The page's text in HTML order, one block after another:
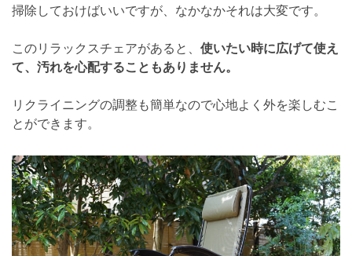
掃除しておけばいいですが、なかなかそれは大変です。
このリラックスチェアがあると、 使いたい時に広げて使え
て、汚れを心配することもありません。
リクライニングの調整も簡単なので心地よく外を楽しむこ
とができます。